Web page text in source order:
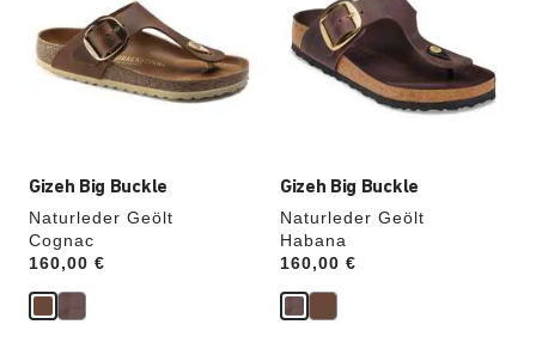
Gizeh Big Buckle
Naturleder Geölt
Cognac
Price:
160,00 €
werden
die
Produktbilder
aktualisiert.
Gizeh Big Buckle
Naturleder Geölt
Habana
Price:
160,00 €
Farben
werden
die
Produktbilder
aktualisiert.